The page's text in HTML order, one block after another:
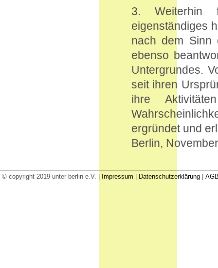
3. Weiterhin
eigenständiges
nach dem Sinn
ebenso
Untergrundes.
seit ihren
ihre
ergründet und
Berlin,
© copyright 2019 unter-berlin e.V. | Impressum Datenschutzerklärung